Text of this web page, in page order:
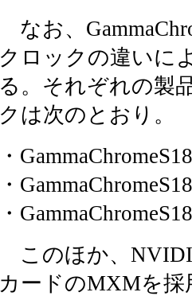
なお、
クロックの違いに
る。それぞれの製
クは次のとおり。
・
・
・
このほか、
カードのMXMを採